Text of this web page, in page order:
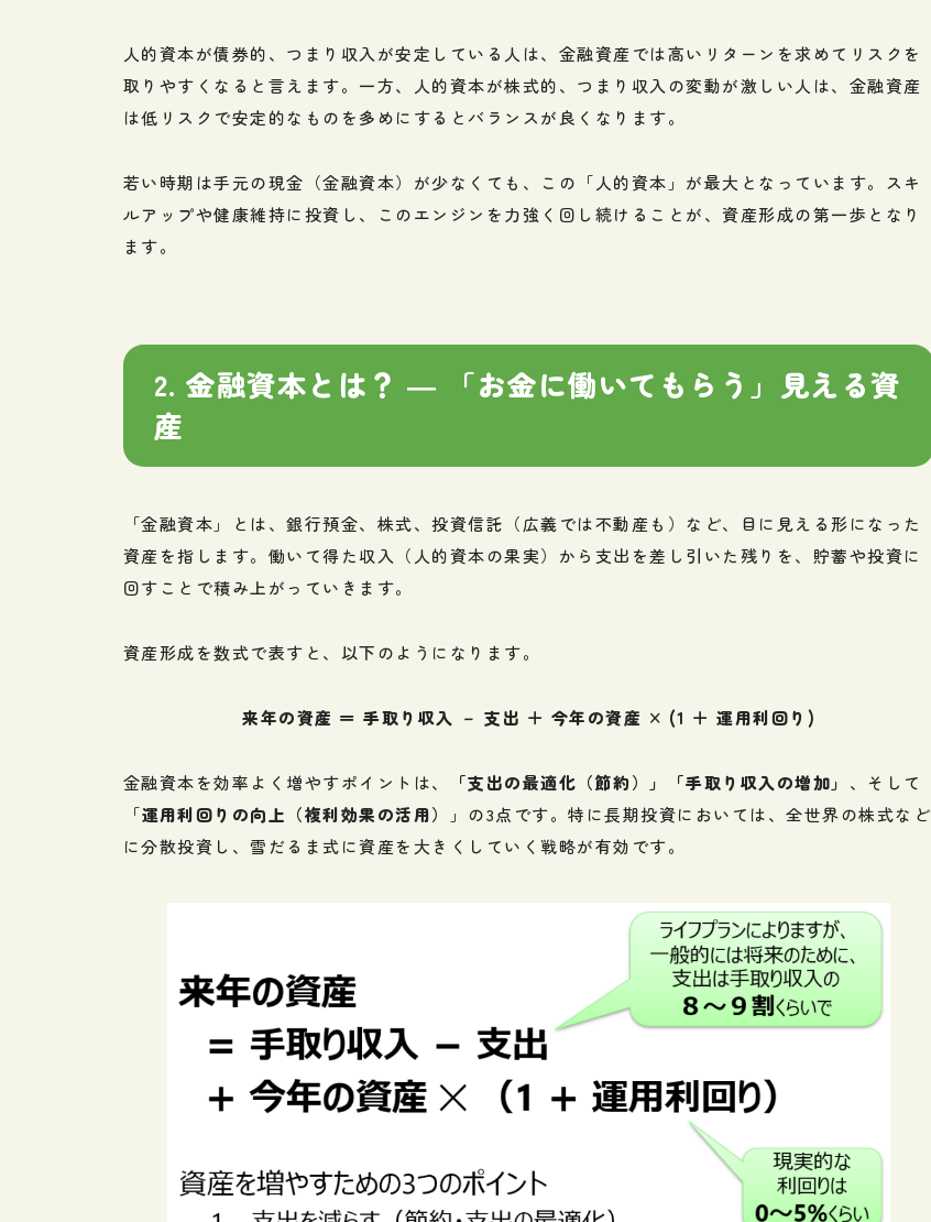
人的資本が債券的、つまり収入が安定している人は、金融資産では高いリターンを求めてリスクを
取りやすくなると言えます。一方、人的資本が株式的、つまり収入の変動が激しい人は、金融資産
は低リスクで安定的なものを多めにするとバランスが良くなります。
若い時期は手元の現金（金融資本）が少なくても、この「人的資本」が最大となっています。スキ
ルアップや健康維持に投資し、このエンジンを力強く回し続けることが、資産形成の第一歩となり
ます。
2. 金融資本とは？ ― 「お金に働いてもらう」見える資
産
「金融資本」とは、銀行預金、株式、投資信託（広義では不動産も）など、目に見える形になった
資産を指します。働いて得た収入（人的資本の果実）から支出を差し引いた残りを、貯蓄や投資に
回すことで積み上がっていきます。
資産形成を数式で表すと、以下のようになります。
来年の資産 ＝ 手取り収入 － 支出 ＋ 今年の資産 × (1 ＋ 運用利回り)
金融資本を効率よく増やすポイントは、 「支出の最適化（節約）」「手取り収入の増加」 、そして
「運用利回りの向上（複利効果の活用）
」の3点です。特に長期投資においては、全世界の株式など
に分散投資し、雪だるま式に資産を大きくしていく戦略が有効です。